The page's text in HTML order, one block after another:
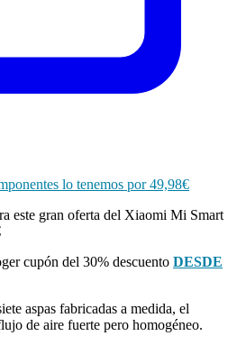
lo tenemos por 49,98€
este gran oferta del Xiaomi Mi Smart
cupón del 30% descuento DESDE
aspas fabricadas a medida, el
de aire fuerte pero homogéneo.